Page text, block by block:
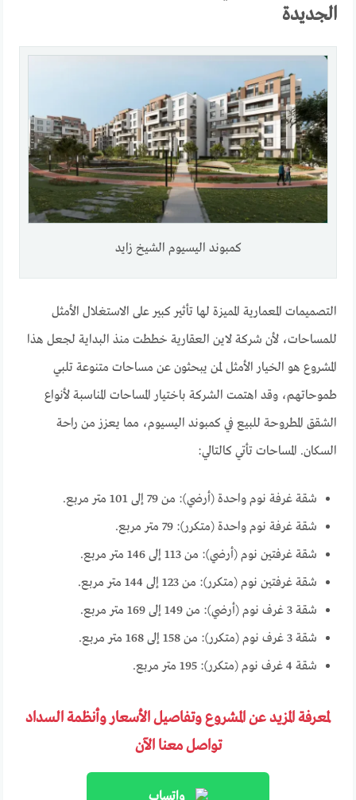
الجديدة
كمبوند اليسيوم الشيخ زايد
التصميمات المعمارية المميزة لها تأثير كبير على الاستغلال الأمثل
للمساحات، لأن شركة لاين العقارية خططت منذ البداية لجعل هذا
المشروع هو الخيار الأمثل لمن يبحثون عن مساحات متنوعة تلبي
طموحاتهم، وقد اهتمت الشركة باختيار المساحات المناسبة لأنواع
الشقق المطروحة للبيع في كمبوند اليسيوم، مما يعزز من راحة
السكان. المساحات تأتي كالتالي:
شقة غرفة نوم واحدة (أرضي): من 79 إلى 101 متر مربع.
شقة غرفة نوم واحدة (متكرر): 79 متر مربع.
شقة غرفتين نوم (أرضي): من 113 إلى 146 متر مربع.
شقة غرفتين نوم (متكرر): من 123 إلى 144 متر مربع.
شقة 3 غرف نوم (أرضي): من 149 إلى 169 متر مربع.
شقة 3 غرف نوم (متكرر): من 158 إلى 168 متر مربع.
شقة 4 غرف نوم (متكرر): 195 متر مربع.
لمعرفة المزيد عن المشروع وتفاصيل الأسعار وأنظمة السداد
تواصل معنا الآن
واتساب